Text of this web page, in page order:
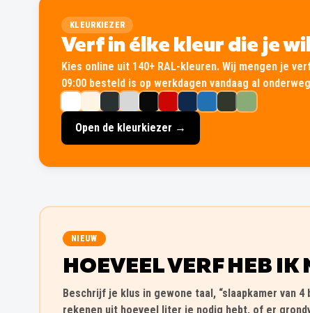
KLEURKIEZER
Verf in élke kleur die je
Kies online uit 140+ RAL-kleuren. Wij mengen je
09:00 besteld is op werkdagen vandaag al
Open de kleurkiezer →
NIEUW
HOEVEEL VERF HEB IK
Beschrijf je klus in gewone taal, “slaapkamer van
rekenen uit hoeveel liter je nodig hebt, of er